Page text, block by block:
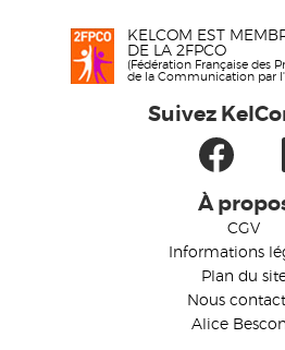
KELCOM EST
DE LA 2FPCO
(Fédération Française des
de la Communication par
Suivez
À
CGV
Informations
Plan du
Nous
Alice